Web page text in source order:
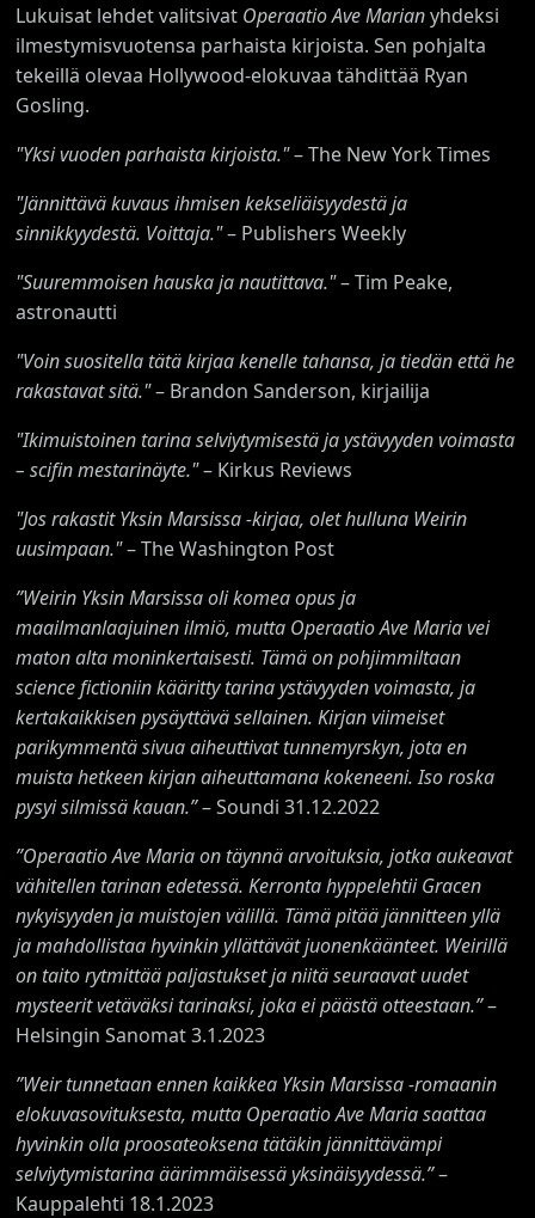
Lukuisat lehdet valitsivat Operaatio Ave Marianyhdeksi
ilmestymisvuotensa parhaista kirjoista. Sen pohjalta
tekeillä olevaa Hollywood-elokuvaa tähdittää Ryan
Gosling.
"Yksi vuoden parhaista kirjoista."– The New York Times
"Jännittävä kuvaus ihmisen kekseliäisyydestä ja
sinnikkyydestä. Voittaja."– Publishers Weekly
"Suuremmoisen hauska ja nautittava."– Tim Peake,
astronautti
"Voin suositella tätä kirjaa kenelle tahansa, ja tiedän että he
rakastavat sitä."– Brandon Sanderson, kirjailija
"Ikimuistoinen tarina selviytymisestä ja ystävyyden voimasta
– scifin mestarinäyte."– Kirkus Reviews
"Jos rakastit Yksin Marsissa -kirjaa, olet hulluna Weirin
uusimpaan."– The Washington Post
”Weirin Yksin Marsissa oli komea opus ja
maailmanlaajuinen ilmiö, mutta Operaatio Ave Maria vei
maton alta moninkertaisesti. Tämä on pohjimmiltaan
science fictioniin kääritty tarina ystävyyden voimasta, ja
kertakaikkisen pysäyttävä sellainen. Kirjan viimeiset
parikymmentä sivua aiheuttivat tunnemyrskyn, jota en
muista hetkeen kirjan aiheuttamana kokeneeni. Iso roska
pysyi silmissä kauan.”– Soundi 31.12.2022
”Operaatio Ave Maria on täynnä arvoituksia, jotka aukeavat
vähitellen tarinan edetessä. Kerronta hyppelehtii Gracen
nykyisyyden ja muistojen välillä. Tämä pitää jännitteen yllä
ja mahdollistaa hyvinkin yllättävät juonenkäänteet. Weirillä
on taito rytmittää paljastukset ja niitä seuraavat uudet
mysteerit vetäväksi tarinaksi, joka ei päästä otteestaan.”–
Helsingin Sanomat 3.1.2023
”Weir tunnetaan ennen kaikkea Yksin Marsissa -romaanin
elokuvasovituksesta, mutta Operaatio Ave Maria saattaa
hyvinkin olla proosateoksena tätäkin jännittävämpi
selviytymistarina äärimmäisessä yksinäisyydessä.”–
Kauppalehti 18.1.2023